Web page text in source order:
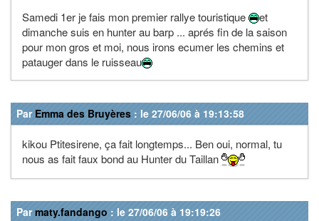
Samedi 1er je fais mon premier rallye touristique
et
dimanche suis en hunter au barp ... aprés fin de la saison
pour mon gros et moi, nous irons ecumer les chemins et
patauger dans le ruisseau
Par Emma des Bruyères : le 27/06/06 à 19:13:58
kikou Ptitesirene, ça fait longtemps... Ben oui, normal, tu
nous as fait faux bond au Hunter du Taillan
Parmaty.fandango : le 27/06/06 à 19:19:26